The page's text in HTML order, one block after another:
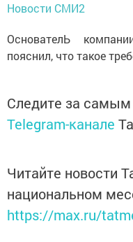
Новости СМИ2
ОснователЬ
пояснил, что такое
Следите за
Telegram-канале
Читайте новости
национальном
https://max.ru/